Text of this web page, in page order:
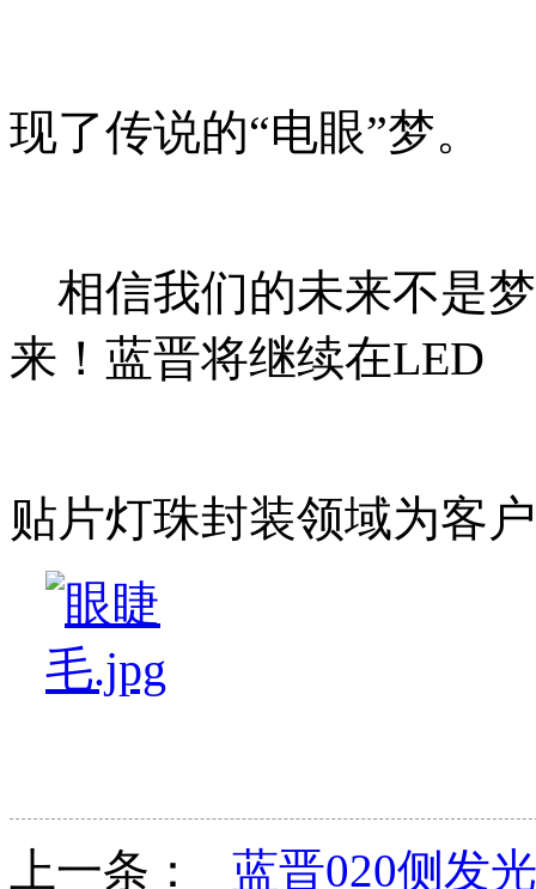
现了传说的“电眼”梦。
相信我们的未来不是
来！蓝晋将继续在LED
贴片灯珠封装领域为客
上一条： 蓝晋020侧发